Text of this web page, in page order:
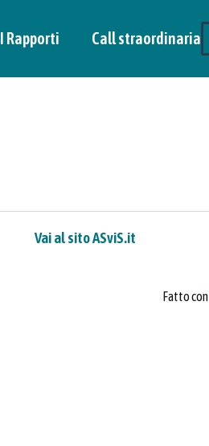
I Rapporti Call straordinaria
Vai al sito ASviS.it
Fatto con